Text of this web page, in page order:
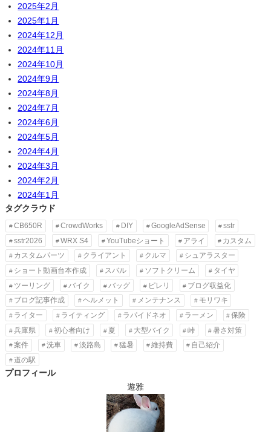
2025年2月
2025年1月
2024年12月
2024年11月
2024年10月
2024年9月
2024年8月
2024年7月
2024年6月
2024年5月
2024年4月
2024年3月
2024年2月
2024年1月
タグクラウド
CB650R CrowdWorks DIY GoogleAdSense
sstr
sstr2026
WRX S4 YouTubeショート アライ
カスタム
カスタムパーツ
クライアント クルマ
シュアラスター
ショート動画台本作成
スバル ソフトクリーム
タイヤ
ツーリング
バイク バッグ ピレリ
ブログ収益化
ブログ記事作成
ヘルメット メンテナンス
モリワキ
ライター
ライティング ラパイドネオ ラーメン
保険
兵庫県
初心者向け 夏 大型バイク 峠
暑さ対策
案件
洗車 淡路島 猛暑 維持費
自己紹介
道の駅
プロフィール
遊雅